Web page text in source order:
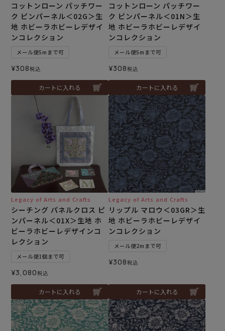
コットンローン パッチワー
ク ピンパーネル＜02G＞生
地 ホビーラホビーレデザイ
ンコレクション
メール便5mまで可
¥308税込
カートに入れる
コットンローン パッチワー
ク ピンパーネル＜01N＞生
地 ホビーラホビーレデザイ
ンコレクション
メール便5mまで可
¥308税込
カートに入れる
Legacy of Arts and Crafts
シーチング パネルクロス ピ
ンパーネル＜01X＞生地 ホ
ビーラホビーレデザインコ
レクション
メール便1個まで可
¥3,080税込
カートに入れる
Legacy of Arts and Crafts
リップル マロウ＜03GR＞生
地 ホビーラホビーレデザイ
ンコレクション
メール便2mまで可
¥308税込
カートに入れる